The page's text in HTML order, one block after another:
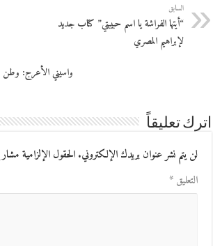
السابق
“أيتها الفراشة يا اسم حبيبتي” كتاب جديد
لإبراهيم المصري
واسيني الأعرج: وطن
اترك تعليقاً
لن يتم نشر عنوان بريدك الإلكتروني.الحقول الإلزامية مشار
التعليق*